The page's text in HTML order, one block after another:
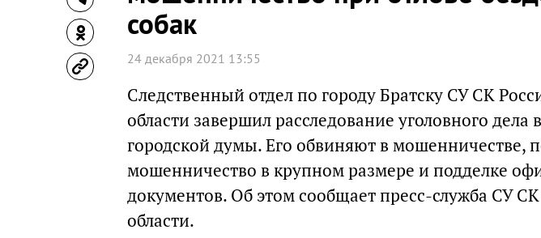
собак
24 декабря 2021 13:55
Следственный отдел по городу Братску СУ СК
области завершил расследование уголовного
городской думы. Его обвиняют в мошенничестве,
мошенничество в крупном размере и подделке
документов. Об этом сообщает пресс-служба СУ
области.